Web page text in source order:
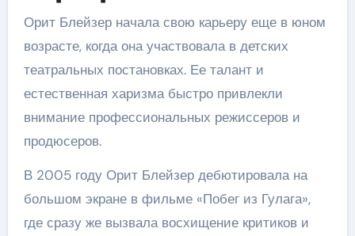
Орит Блейзер начала свою карьеру еще в юном
возрасте, когда она участвовала в детских
театральных постановках. Ее талант и
естественная харизма быстро привлекли
внимание профессиональных режиссеров и
продюсеров.
В 2005 году Орит Блейзер дебютировала на
большом экране в фильме «Побег из Гулага»,
где сразу же вызвала восхищение критиков и